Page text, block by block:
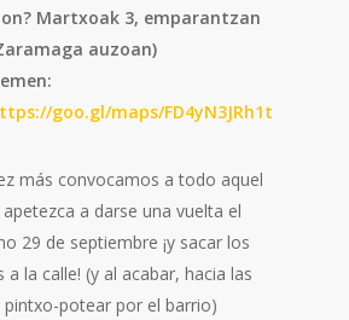
Martxoak 3, emparantzan
auzoan)
goo.gl/maps/FD4yN3JRh1t
más convocamos a todo aquel
apetezca a darse una vuelta el
29 de septiembre ¡y sacar los
a la calle! (y al acabar, hacia las
pintxo-potear por el barrio)